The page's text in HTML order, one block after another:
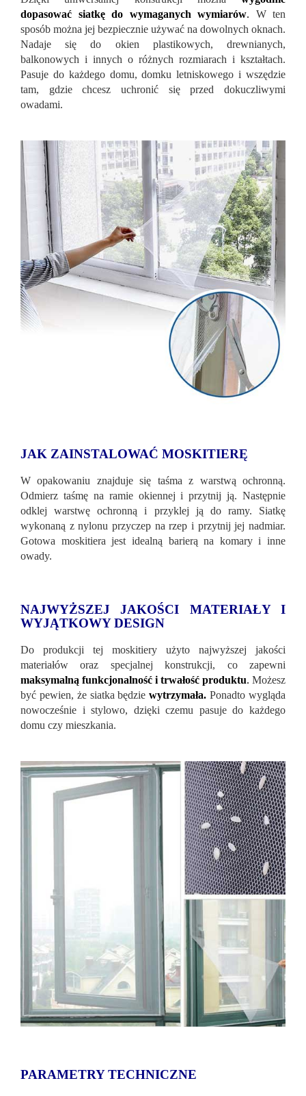
dopasować siatkę do wymaganych wymiarów. W ten
sposób można jej bezpiecznie używać na dowolnych oknach.
Nadaje się do okien plastikowych, drewnianych,
balkonowych i innych o różnych rozmiarach i kształtach.
Pasuje do każdego domu, domku letniskowego i wszędzie
tam, gdzie chcesz uchronić się przed dokuczliwymi
owadami.
JAK ZAINSTALOWAĆ MOSKITIERĘ
W opakowaniu znajduje się taśma z warstwą ochronną.
Odmierz taśmę na ramie okiennej i przytnij ją. Następnie
odklej warstwę ochronną i przyklej ją do ramy. Siatkę
wykonaną z nylonu przyczep na rzep i przytnij jej nadmiar.
Gotowa moskitiera jest idealną barierą na komary i inne
owady.
NAJWYŻSZEJ JAKOŚCI MATERIAŁY I
WYJĄTKOWY DESIGN
Do produkcji tej moskitiery użyto najwyższej jakości
materiałów oraz specjalnej konstrukcji, co zapewni
maksymalną funkcjonalność i trwałość produktu. Możesz
być pewien, że siatka będziewytrzymała. Ponadto wygląda
nowocześnie i stylowo, dzięki czemu pasuje do każdego
domu czy mieszkania.
PARAMETRY TECHNICZNE